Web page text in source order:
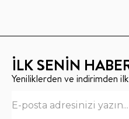
İLK SENİN
Yeniliklerden ve indirimden